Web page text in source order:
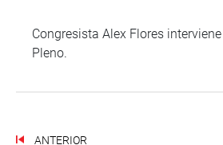
Congresista Alex Flores
Pleno.
ANTERIOR